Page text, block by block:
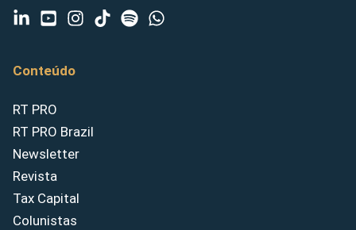
Conteúdo
RT PRO
RT PRO Brazil
Newsletter
Revista
Tax Capital
Colunistas